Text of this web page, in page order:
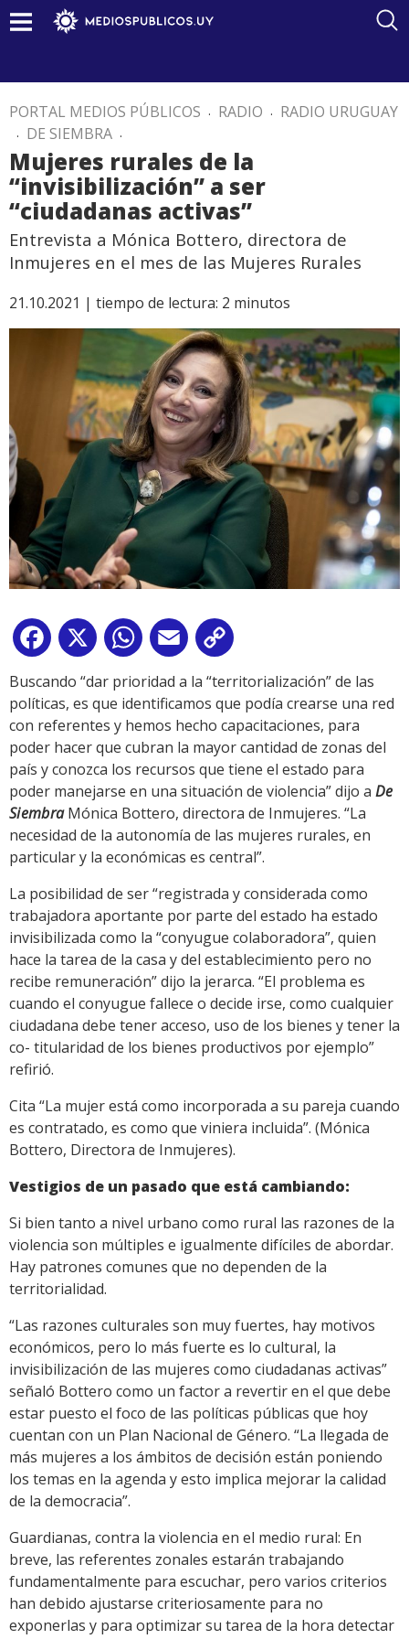
PORTAL MEDIOS PÚBLICOS . RADIO . RADIO URUGUAY
. DE SIEMBRA .
Mujeres rurales de la
“invisibilización” a ser
“ciudadanas activas”
Entrevista a Mónica Bottero, directora de
Inmujeres en el mes de las Mujeres Rurales
21.10.2021 | tiempo de lectura: 2 minutos
Facebook
X WhatsApp
Email
Link
Buscando “dar prioridad a la “territorialización” de las
políticas, es que identificamos que podía crearse una red
con referentes y hemos hecho capacitaciones, para
poder hacer que cubran la mayor cantidad de zonas del
país y conozca los recursos que tiene el estado para
poder manejarse en una situación de violencia” dijo a De
SiembraMónica Bottero, directora de Inmujeres. “La
necesidad de la autonomía de las mujeres rurales, en
particular y la económicas es central”.
La posibilidad de ser “registrada y considerada como
trabajadora aportante por parte del estado ha estado
invisibilizada como la “conyugue colaboradora”, quien
hace la tarea de la casa y del establecimiento pero no
recibe remuneración” dijo la jerarca. “El problema es
cuando el conyugue fallece o decide irse, como cualquier
ciudadana debe tener acceso, uso de los bienes y tener la
co- titularidad de los bienes productivos por ejemplo”
refirió.
Cita “La mujer está como incorporada a su pareja cuando
es contratado, es como que viniera incluida”. (Mónica
Bottero, Directora de Inmujeres).
Vestigios de un pasado que está cambiando:
Si bien tanto a nivel urbano como rural las razones de la
violencia son múltiples e igualmente difíciles de abordar.
Hay patrones comunes que no dependen de la
territorialidad.
“Las razones culturales son muy fuertes, hay motivos
económicos, pero lo más fuerte es lo cultural, la
invisibilización de las mujeres como ciudadanas activas”
señaló Bottero como un factor a revertir en el que debe
estar puesto el foco de las políticas públicas que hoy
cuentan con un Plan Nacional de Género. “La llegada de
más mujeres a los ámbitos de decisión están poniendo
los temas en la agenda y esto implica mejorar la calidad
de la democracia”.
Guardianas, contra la violencia en el medio rural: En
breve, las referentes zonales estarán trabajando
fundamentalmente para escuchar, pero varios criterios
han debido ajustarse criteriosamente para no
exponerlas y para optimizar su tarea de la hora detectar